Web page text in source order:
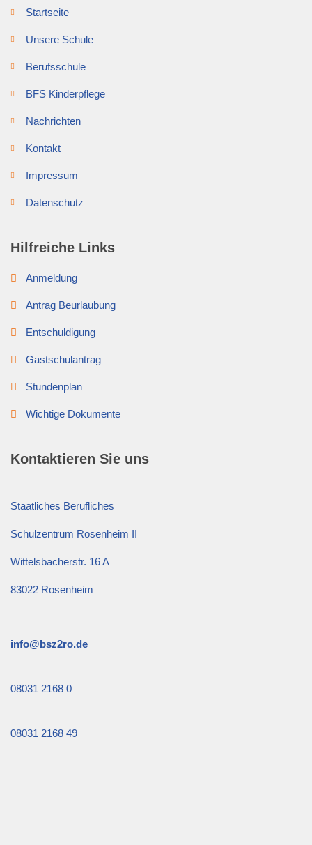
Startseite
Unsere Schule
Berufsschule
BFS Kinderpflege
Nachrichten
Kontakt
Impressum
Datenschutz
Hilfreiche Links
Anmeldung
Antrag Beurlaubung
Entschuldigung
Gastschulantrag
Stundenplan
Wichtige Dokumente
Kontaktieren Sie uns
Staatliches Berufliches
Schulzentrum Rosenheim II
Wittelsbacherstr. 16 A
83022 Rosenheim
info@bsz2ro.de
08031 2168 0
08031 2168 49